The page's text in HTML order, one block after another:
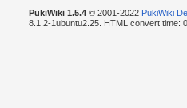
PukiWiki 1.5.4© 2001-2022 PukiWiki
8.1.2-1ubuntu2.25. HTML convert time: